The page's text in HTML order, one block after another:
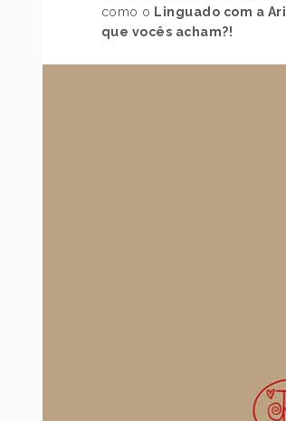
como o Linguado com a
que vocês acham?!